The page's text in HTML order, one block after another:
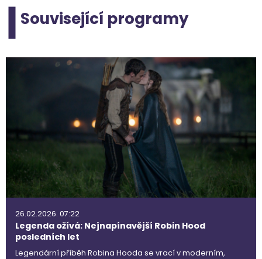
Související programy
26.02.2026. 07:22
Legenda ožívá: Nejnapínavější Robin Hood
posledních let
Legendární příběh Robina Hooda se vrací v moderním,